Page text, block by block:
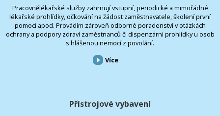
Pracovnělékařské služby zahrnují vstupní, periodické a mimořádné
lékařské prohlídky, očkování na žádost zaměstnavatele, školení první
pomoci apod. Provádím zároveň odborné poradenství v otázkách
ochrany a podpory zdraví zaměstnanců či dispenzární prohlídky u osob
s hlášenou nemocí z povolání.
Více
Přístrojové vybavení